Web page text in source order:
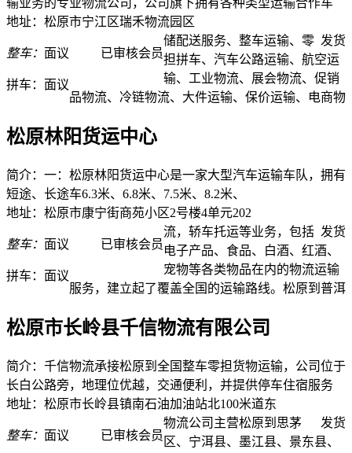
输业务的专业物流公司，公司旗下拥有各种类型运输合作车
地址：松原市宁江区瑞禾物流园区
整车： 面议
拼车： 面议
已审核会员
发货
松原林阳货运中心
简介：一：松原林阳货运中心是一家大型汽车运输车队，拥有
短途、长途车6.3米、6.8米、7.5米、8.2米、
地址：松原市康宁街商苑小区2号楼4单元202
整车： 面议
拼车： 面议
已审核会员
发货
松原市长岭县千信物流有限公司
简介：千信物流承接松原到全国整车零担货物运输，公司位于
长白公路旁，地理位优越，交通便利，并提供停车住宿服务
地址：松原市长岭县镇南石油加油站北100米道东
整车： 面议 已审核会员
发货
储配送服务、整车运输、零
担拼车、汽车公路运输、航空运
输、工业物流、展会物流、促销
品物流、冷链物流、大件运输、保价运输、电商物
流，轿车托运等业务，包括
电子产品、食品、白酒、红酒、
宠物等各类物品在内的物流运输
服务，建立起了覆盖全国的运输路线。松原到普洱
物流公司主营松原到思茅
区、宁洱县、墨江县、景东县、